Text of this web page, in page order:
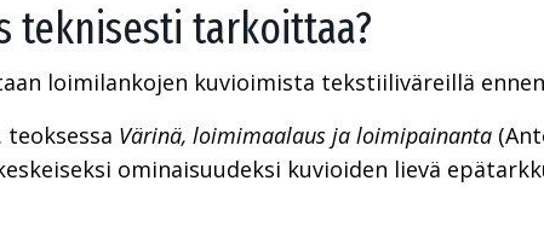
teknisesti tarkoittaa?
loimilankojen kuvioimista tekstiiliväreillä
Värinä, loimimaalaus ja loimipainanta
ominaisuudeksi kuvioiden lievä